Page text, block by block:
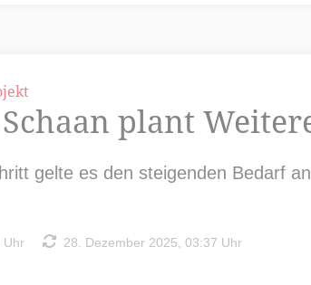
plant
gelte es den steigenden Bedarf
Uhr 28. Dezember 2025, 03:37 Uhr